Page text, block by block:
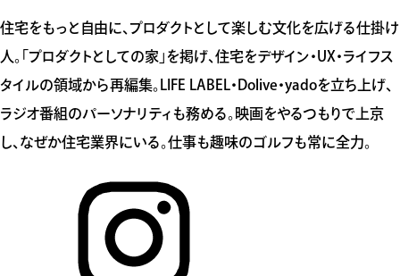
住宅をもっと自由に、プロダクトとして楽しむ文化を広げる仕掛け
人。「プロダクトとしての家」を掲げ、住宅をデザイン・UX・ライフス
タイルの領域から再編集。LIFE LABEL・Dolive・yadoを立ち上げ、
ラジオ番組のパーソナリティも務める。映画をやるつもりで上京
し、なぜか住宅業界にいる。仕事も趣味のゴルフも常に全力。